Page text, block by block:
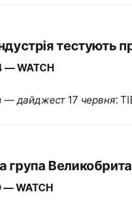
тестують
— WATCH
— дайджест 17 червня:
група
— WATCH